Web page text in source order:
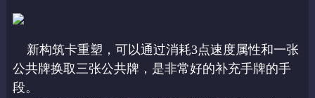
新构筑卡重塑，可以通过消耗3点速度属性和一张
公共牌换取三张公共牌，是非常好的补充手牌的手
段。